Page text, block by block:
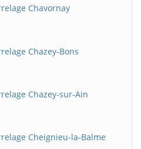
Chavornay
Chazey-Bons
Chazey-sur-Ain
Cheignieu-la-Balme